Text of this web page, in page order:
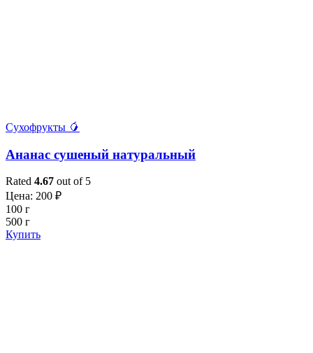
Сухофрукты 🥭
Ананас сушеный натуральный
Rated 4.67 out of 5
Цена: 200 ₽
100 г
500 г
Купить